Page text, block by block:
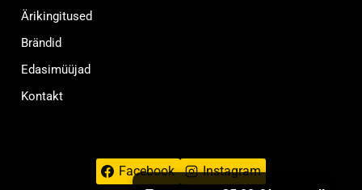
Ärikingitused
Brändid
Edasimüüjad
Kontakt
Facebook
Instagram